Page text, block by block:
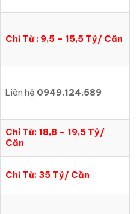
Chỉ Từ : 9,5 – 15,5 Tỷ/ Căn
Liên hệ 0949.124.589
Chỉ Từ: 18,8 – 19,5 Tỷ/
Căn
Chỉ Từ: 35 Tỷ/ Căn